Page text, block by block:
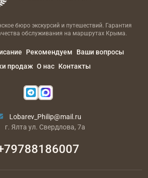
бюро экскурсий и путешествий. Гарантия
обслуживания на маршрутах Крыма.
Рекомендуем
Ваши вопросы
продаж О нас Контакты
Lobarev_Philip@mail.ru
г. Ялта ул. Свердлова, 7а